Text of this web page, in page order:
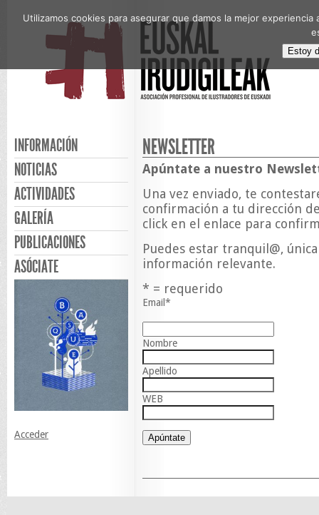
INFORMACIÓN
NOTICIAS
ACTIVIDADES
GALERÍA
PUBLICACIONES
ASÓCIATE
Acceder
NEWSLETTER
Apúntate a nuestro
Una vez enviado, te
confirmación a tu dirección
click en el enlace para
Puedes estar tranquil@,
información relevante.
* = requerido
Email *
Nombre
Apellido
WEB
Utilizamos cookies para asegurar que damos la mejor
Estoy